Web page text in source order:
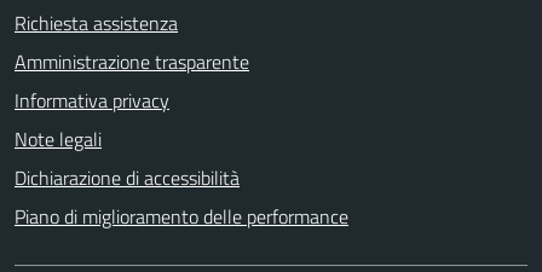
Richiesta assistenza
Amministrazione trasparente
Informativa privacy
Note legali
Dichiarazione di accessibilità
Piano di miglioramento delle performance